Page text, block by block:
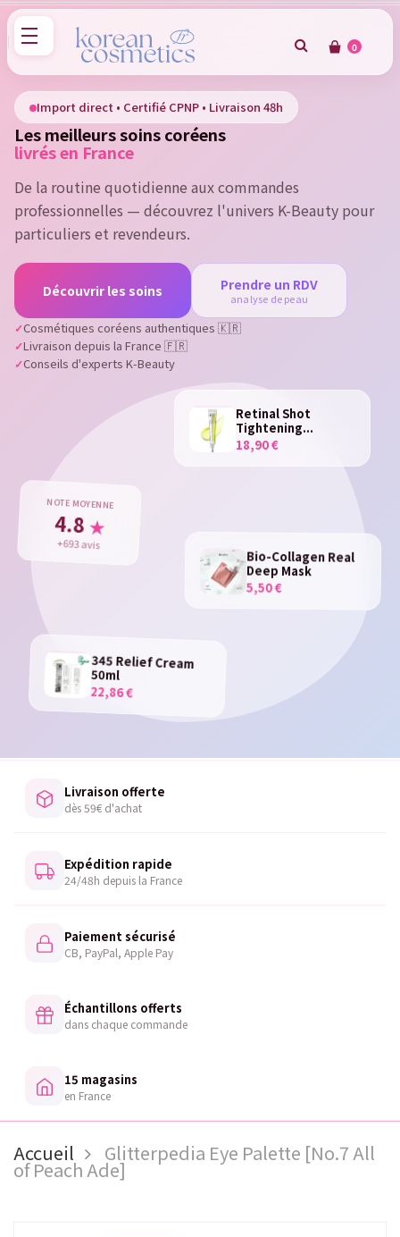
0
Import direct • Certifié CPNP • Livraison 48h
Les meilleurs soins coréens
livrés en France
De la routine quotidienne aux commandes
professionnelles — découvrez l'univers K-Beauty pour
particuliers et revendeurs.
Découvrir les soins Prendre un RDV
analyse de peau
Cosmétiques coréens authentiques 🇰🇷
Livraison depuis la France 🇫🇷
Conseils d'experts K-Beauty
Retinal Shot
Tightening...
18,90 €
345 Relief Cream
50ml
22,86 €
Bio-Collagen Real
Deep Mask
5,50 €
NOTE MOYENNE
4.8 ★
+693 avis
Livraison offerte
dès 59€ d'achat
Expédition rapide
24/48h depuis la France
Paiement sécurisé
CB, PayPal, Apple Pay
Échantillons offerts
dans chaque commande
15 magasins
en France
Accueil Glitterpedia Eye Palette [No.7 All
of Peach Ade]
Sign in
You need to be logged in to save products in your wish
list.
Cancel